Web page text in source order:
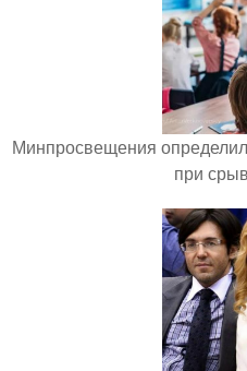
Минпросвещения
при